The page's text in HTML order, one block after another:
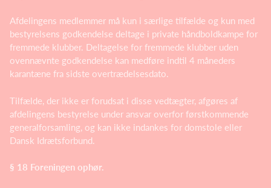
Afdelingens medlemmer må kun i særlige tilfælde og kun med
bestyrelsens godkendelse deltage i private håndboldkampe for
fremmede klubber. Deltagelse for fremmede klubber uden
ovennævnte godkendelse kan medføre indtil 4 måneders
karantæne fra sidste overtrædelsesdato.
Tilfælde, der ikke er forudsat i disse vedtægter, afgøres af
afdelingens bestyrelse under ansvar overfor førstkommende
generalforsamling, og kan ikke indankes for domstole eller
Dansk Idrætsforbund.
§ 18 Foreningen ophør.